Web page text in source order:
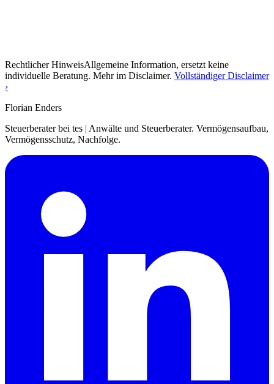
Rechtlicher HinweisAllgemeine Information, ersetzt keine
individuelle Beratung. Mehr im Disclaimer. Vollständiger Disclaimer
›
Florian Enders
Steuerberater bei tes | Anwälte und Steuerberater. Vermögensaufbau,
Vermögensschutz, Nachfolge.